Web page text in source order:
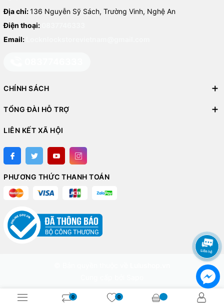
Địa chỉ:136 Nguyễn Sỹ Sách, Trường Vinh, Nghệ An
Điện thoại:
Email:
CHÍNH SÁCH
TỔNG ĐÀI HỖ TRỢ
LIÊN KẾT XÃ HỘI
PHƯƠNG THỨC THANH TOÁN
0 0